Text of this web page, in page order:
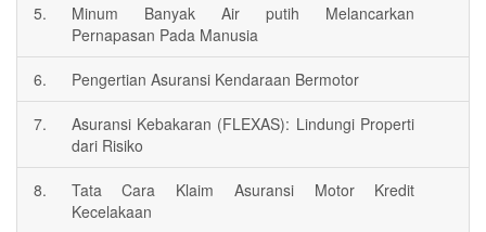
5.
Minum Banyak Air putih Melancarkan
Pernapasan Pada Manusia
6. Pengertian Asuransi Kendaraan Bermotor
7.
Asuransi Kebakaran (FLEXAS): Lindungi Properti
dari Risiko
8.
Tata Cara Klaim Asuransi Motor Kredit
Kecelakaan